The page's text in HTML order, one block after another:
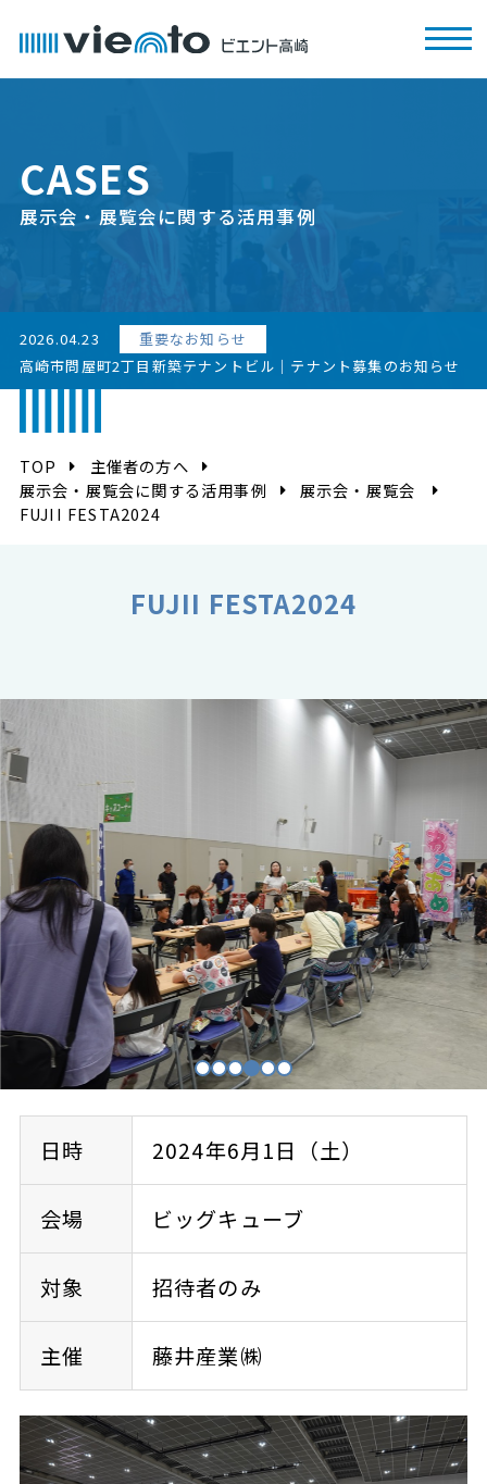
CASES
展示会・展覧会に関する活用事例
2026.04.23
重要なお知らせ
高崎市問屋町2丁目新築テナントビル｜テナント募集のお知らせ
TOP
主催者の方へ
展示会・展覧会に関する活用事例
展示会・展覧会
FUJII FESTA2024
FUJII FESTA2024
日時 2024年6月1日（土）
会場 ビッグキューブ
対象 招待者のみ
主催 藤井産業㈱